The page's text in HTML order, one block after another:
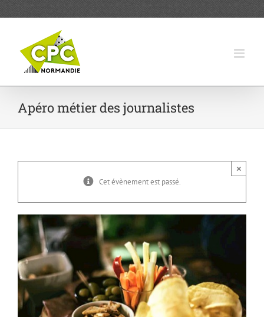
Apéro métier des journalistes
Cet évènement est passé.
×